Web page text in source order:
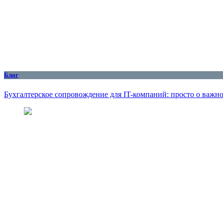
Блог
Бухгалтерское сопровождение для IT-компаний: просто о